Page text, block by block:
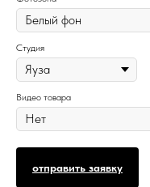
Студия
Видео товара
отправить заявку